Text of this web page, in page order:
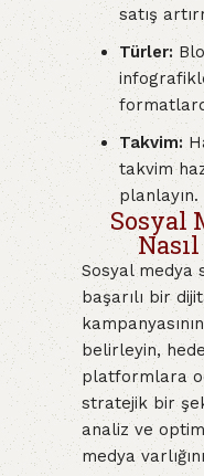
satış
Türler:
Takvim:
takvim
planlayın.
Sosyal
Sosyal medya
başarılı bir
belirleyin,
platformlara
stratejik bir
analiz ve
medya